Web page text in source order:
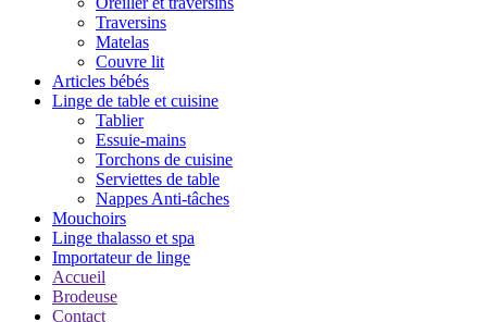
Traversins
Matelas
Couvre lit
Articles bébés
Linge de table et cuisine
Tablier
Essuie-mains
Torchons de cuisine
Serviettes de table
Nappes Anti-tâches
Mouchoirs
Linge thalasso et spa
Importateur de linge
Accueil
Brodeuse
Contact